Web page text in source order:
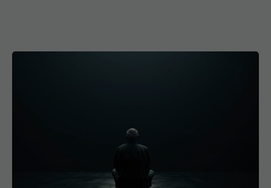
de oameni. De ce medicina nu poate vindeca